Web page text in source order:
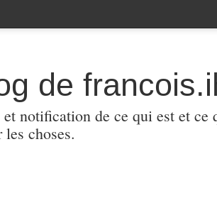
de
notification de ce qui est et
choses.